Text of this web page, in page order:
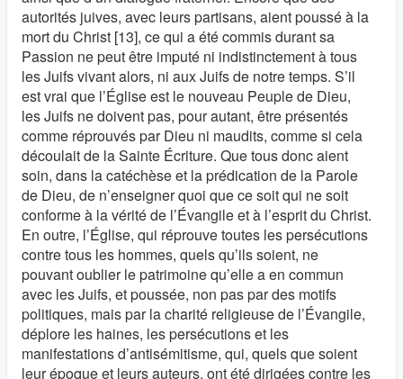
autorités juives, avec leurs partisans, aient poussé à la
mort du Christ [13], ce qui a été commis durant sa
Passion ne peut être imputé ni indistinctement à tous
les Juifs vivant alors, ni aux Juifs de notre temps. S’il
est vrai que l’Église est le nouveau Peuple de Dieu,
les Juifs ne doivent pas, pour autant, être présentés
comme réprouvés par Dieu ni maudits, comme si cela
découlait de la Sainte Écriture. Que tous donc aient
soin, dans la catéchèse et la prédication de la Parole
de Dieu, de n’enseigner quoi que ce soit qui ne soit
conforme à la vérité de l’Évangile et à l’esprit du Christ.
En outre, l’Église, qui réprouve toutes les persécutions
contre tous les hommes, quels qu’ils soient, ne
pouvant oublier le patrimoine qu’elle a en commun
avec les Juifs, et poussée, non pas par des motifs
politiques, mais par la charité religieuse de l’Évangile,
déplore les haines, les persécutions et les
manifestations d’antisémitisme, qui, quels que soient
leur époque et leurs auteurs, ont été dirigées contre les